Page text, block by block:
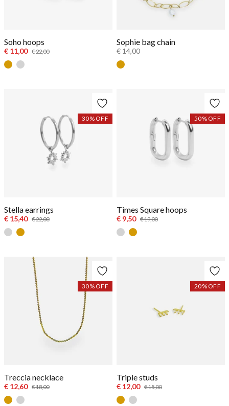
Soho hoops
€ 11,00 € 22,00
Sophie bag chain
€ 14,00
Stella earrings
€ 15,40 € 22,00
30% OFF
Times Square hoops
€ 9,50 € 19,00
50% OFF
Treccia necklace
€ 12,60 € 18,00
30% OFF
Triple studs
€ 12,00 € 15,00
20% OFF